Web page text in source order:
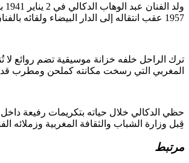
1957 عقب انتقاله إلى الدار البيضاء ولقائه بالفنان الطيب العلج، إذ تلقى تدريباً في المسرح مع “فرقة المعمورة” عام 1958 تحت إشراف أساتذة فرنسيين، وهو ما انعكس على أدائه الركحي المتميز.
ترك الراحل خلفه خزانة موسيقية تضم روائع لا
المغربي التي رسخت مكانته كملحن ومطرب قدير،
حظي الدكالي خلال حياته بتكريمات رفيعة داخل
قِبل وزارة الشباب والثقافة المغربية وزملائه
مرتبط